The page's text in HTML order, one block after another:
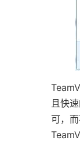
且快
可，